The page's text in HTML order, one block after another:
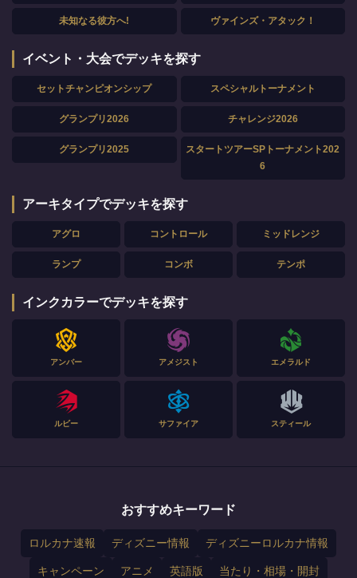
未知なる彼方へ! ヴァインズ・アタック！
イベント・大会でデッキを探す
セットチャンピオンシップ スペシャルトーナメント
グランプリ2026 チャレンジ2026
グランプリ2025
スタートツアーSPトーナメント202
6
アーキタイプでデッキを探す
アグロ コントロール ミッドレンジ
ランプ コンボ テンポ
インクカラーでデッキを探す
アンバー アメジスト エメラルド
ルビー サファイア スティール
おすすめキーワード
ロルカナ速報 ディズニー情報 ディズニーロルカナ情報
キャンペーン アニメ 英語版 当たり・相場・開封